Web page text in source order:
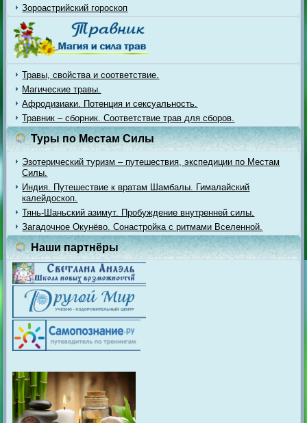
Зороастрийский гороскоп
Травы, свойства и соответствие.
Магические травы.
Афродизиаки. Потенция и сексуальность.
Травник – сборник. Соответствие трав для сборов.
Туры по Местам Силы
Эзотерический туризм – путешествия, экспедиции по Местам
Силы.
Индия. Путешествие к вратам Шамбалы. Гималайский
калейдоскоп.
Тянь-Шаньский азимут. Пробуждение внутренней силы.
Загадочное Окунёво. Сонастройка с ритмами Вселенной.
Наши партнёры